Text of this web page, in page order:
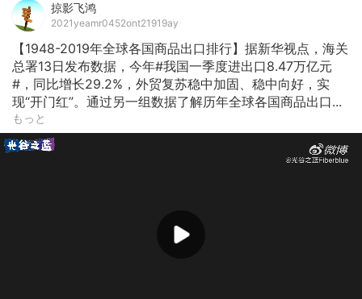
掠影飞鸿
2021yeamr0452ont21919ay
【1948-2019年全球各国商品出口排行】据新华视点，海关
总署13日发布数据，今年#我国一季度进出口8.47万亿元
#，同比增长29.2%，外贸复苏稳中加固、稳中向好，实
现“开门红”。通过另一组数据了解历年全球各国商品出口...
もっと